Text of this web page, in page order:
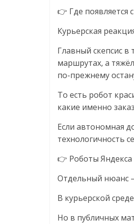
соцсетях.
Нам
важно,
знать
как
Сеть
жизнь
людей
обсудить
изменения
читателем.
👉 Где появляется
Курьерская
Главный скепсис в
маршрутах, а
по-прежнему
То есть робот
какие именно
Если автономная
технологичность
👉 Роботы Яндекса
Отдельный нюанс
В курьерской
Но в публичных